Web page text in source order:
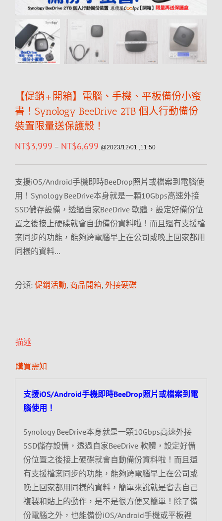
【促銷+開箱】電腦、手機、平板備份小蜜
書！Synology BeeDrive 2TB 個人行動備份
裝置限量送保護殼！
NT$3,999 – NT$6,699 @2023/12/01 ,11:50
支援iOS/Android手機即時BeeDrop照片或檔案到電腦使
用！Synology BeeDrive本身就是一顆10Gbps高速外接
SSD儲存設備，透過自家BeeDrive 軟體，設定好備份位
置之後接上硬碟就會自動備份資料啦！而且還有支援檔
案同步的功能，能夠跨電腦早上在公司或晚上回家都用
同樣的資料…
分類: 促銷活動, 商品開箱, 外接硬碟
描述
購買需知
支援iOS/Android手機即時BeeDrop照片或檔案到電
腦使用！
Synology BeeDrive本身就是一顆10Gbps高速外接
SSD儲存設備，透過自家BeeDrive 軟體，設定好備
份位置之後接上硬碟就會自動備份資料啦！而且還
有支援檔案同步的功能，能夠跨電腦早上在公司或
晚上回家都用同樣的資料，簡單來說就是省去自己
複製和貼上的動作，是不是很方便又簡單！除了備
份電腦之外，也能備份iOS/Android手機或平板裡